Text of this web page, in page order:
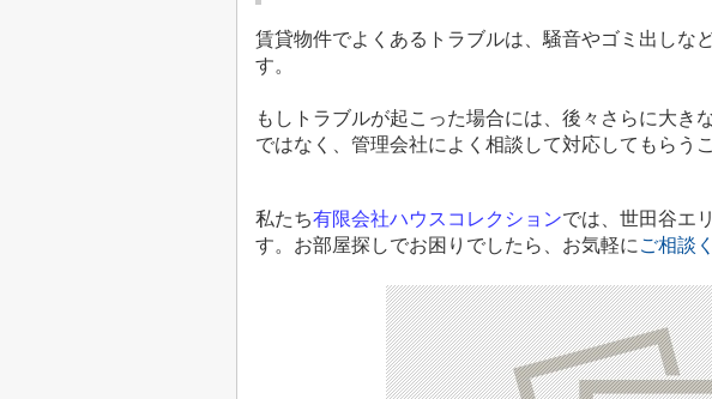
賃貸物件でよくあるトラブルは、騒音やゴミ出しな
す。
もしトラブルが起こった場合には、後々さらに大き
ではなく、管理会社によく相談して対応してもらう
私たち有限会社ハウスコレクションでは、世田谷エ
す。 お部屋探しでお困りでしたら、お気軽に ご相談